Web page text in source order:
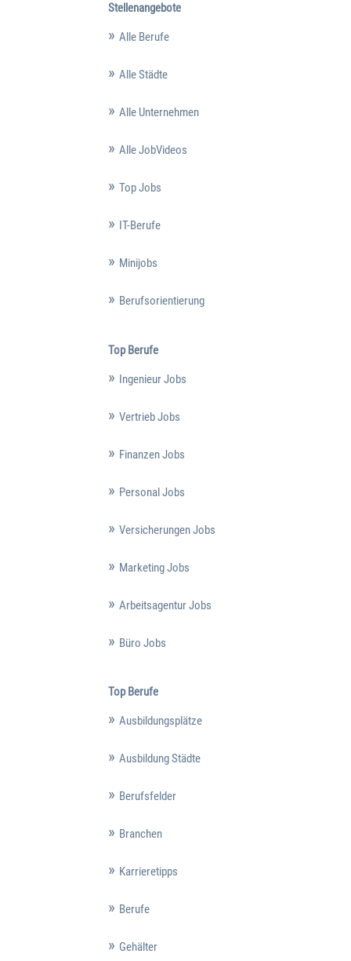
Stellenangebote
Alle Berufe
Alle Städte
Alle Unternehmen
Alle JobVideos
Top Jobs
IT-Berufe
Minijobs
Berufsorientierung
Top Berufe
Ingenieur Jobs
Vertrieb Jobs
Finanzen Jobs
Personal Jobs
Versicherungen Jobs
Marketing Jobs
Arbeitsagentur Jobs
Büro Jobs
Top Berufe
Ausbildungsplätze
Ausbildung Städte
Berufsfelder
Branchen
Karrieretipps
Berufe
Gehälter